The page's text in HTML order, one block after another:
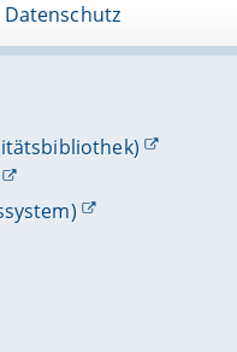
Datenschutz